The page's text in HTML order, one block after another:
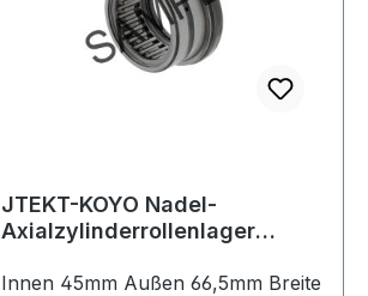
JTEKT-KOYO Nadel-
Axialzylinderrollenlager
Innen 45mm Außen 66,5mm Breite